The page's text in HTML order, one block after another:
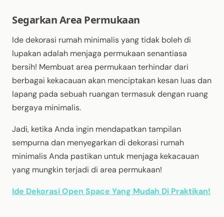
Segarkan Area Permukaan
Ide dekorasi rumah minimalis yang tidak boleh di
lupakan adalah menjaga permukaan senantiasa
bersih! Membuat area permukaan terhindar dari
berbagai kekacauan akan menciptakan kesan luas dan
lapang pada sebuah ruangan termasuk dengan ruang
bergaya minimalis.
Jadi, ketika Anda ingin mendapatkan tampilan
sempurna dan menyegarkan di dekorasi rumah
minimalis Anda pastikan untuk menjaga kekacauan
yang mungkin terjadi di area permukaan!
Ide Dekorasi Open Space Yang Mudah Di Praktikan!